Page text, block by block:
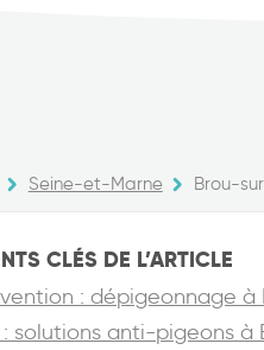
Seine-et-Marne Brou-
CLÉS DE L’ARTICLE
: dépigeonnage à
solutions anti-pigeons à